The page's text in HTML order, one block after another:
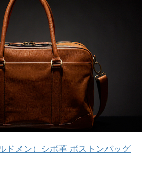
ドメン）シボ革 ボストンバッグ